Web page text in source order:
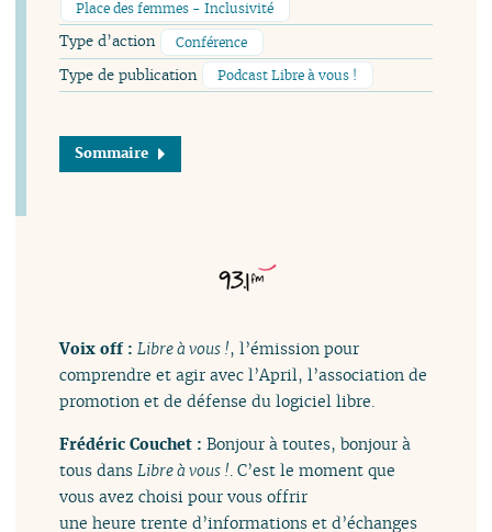
Place des femmes - Inclusivité
Type d’action Conférence
Type de publication Podcast Libre à vous !
Sommaire
Voix off :Libre à vous !, l’émission pour
comprendre et agir avec l’April, l’association de
promotion et de défense du logiciel libre.
Frédéric Couchet :Bonjour à toutes, bonjour à
tous dansLibre à vous !. C’est le moment que
vous avez choisi pour vous offrir
une heure trente d’informations et d’échanges